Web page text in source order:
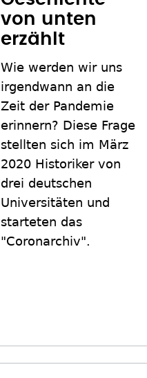
von unten
erzählt
Wie werden wir uns
irgendwann an die
Zeit der Pandemie
erinnern? Diese Frage
stellten sich im März
2020 Historiker von
drei deutschen
Universitäten und
starteten das
"Coronarchiv".